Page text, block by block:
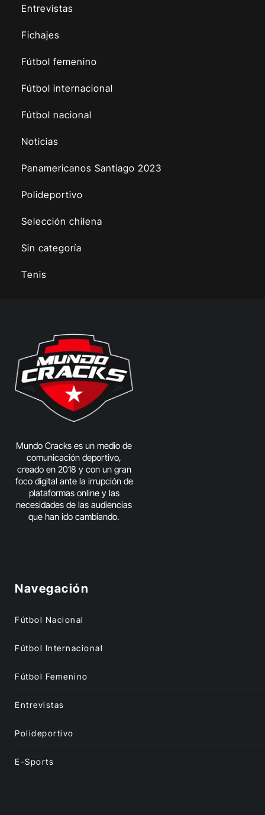
Entrevistas
Fichajes
Fútbol femenino
Fútbol internacional
Fútbol nacional
Noticias
Panamericanos Santiago 2023
Polideportivo
Selección chilena
Sin categoría
Tenis
Mundo Cracks es un medio de
comunicación deportivo,
creado en 2018 y con un gran
foco digital ante la irrupción de
plataformas online y las
necesidades de las audiencias
que han ido cambiando.
Navegación
Fútbol Nacional
Fútbol Internacional
Fútbol Femenino
Entrevistas
Polideportivo
E-Sports